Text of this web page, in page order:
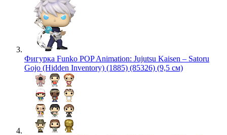
Фигурка Funko POP Animation: Jujutsu Kaisen – Satoru
Gojo (Hidden Inventory) (1885) (85326) (9,5 см)